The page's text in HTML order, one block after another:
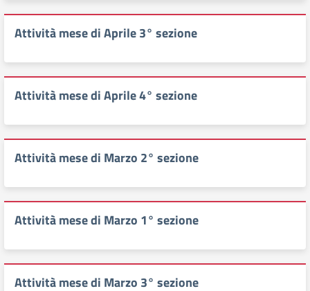
Attività mese di Aprile 3° sezione
Attività mese di Aprile 4° sezione
Attività mese di Marzo 2° sezione
Attività mese di Marzo 1° sezione
Attività mese di Marzo 3° sezione